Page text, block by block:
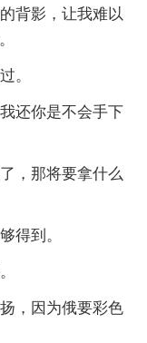
背影，让我难以
。
还你是不会手下
，那将要拿什么
得到。
，因为俄要彩色